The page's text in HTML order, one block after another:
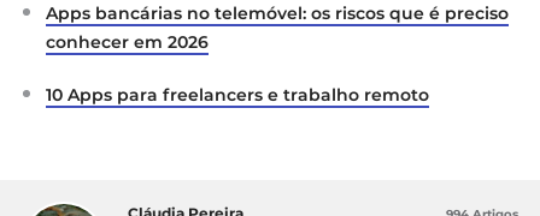
Apps bancárias no telemóvel: os riscos que é preciso
conhecer em 2026
10 Apps para freelancers e trabalho remoto